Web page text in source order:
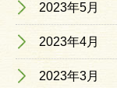
2023年5月
2023年4月
2023年3月